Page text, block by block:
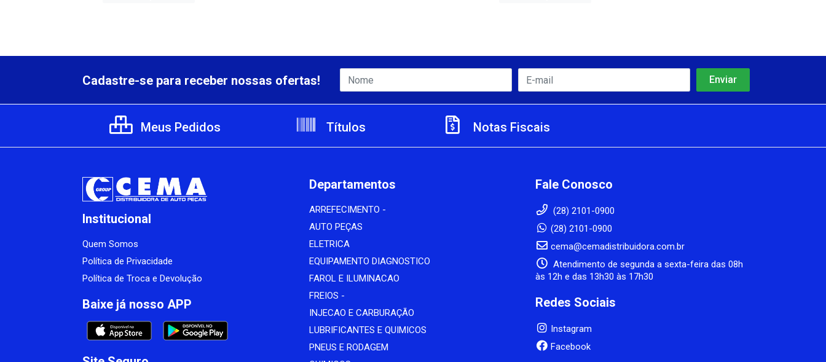
Cadastre-se para receber nossas ofertas!
Meus Pedidos Títulos Notas Fiscais
Institucional
Quem Somos
Política de Privacidade
Política de Troca e Devolução
Baixe já nosso APP
Departamentos
ARREFECIMENTO -
AUTO PEÇAS
ELETRICA
EQUIPAMENTO DIAGNOSTICO
FAROL E ILUMINACAO
FREIOS -
INJECAO E CARBURAÇÃO
LUBRIFICANTES E QUIMICOS
PNEUS E RODAGEM
Fale Conosco
(28) 2101-0900
(28) 2101-0900
cema@cemadistribuidora.com.br
Atendimento de segunda a sexta-feira das 08h
às 12h e das 13h30 às 17h30
Redes Sociais
Instagram
Facebook